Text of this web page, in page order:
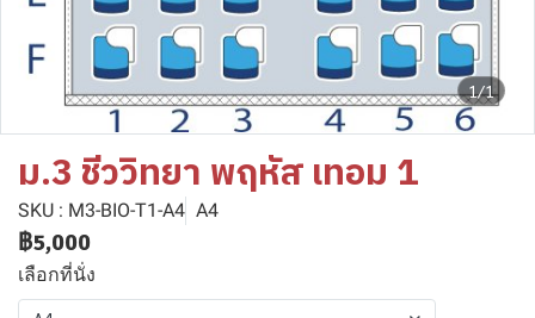
1/1
ม.3 ชีววิทยา พฤหัส เทอม 1
SKU : M3-BIO-T1-A4 A4
฿5,000
เลือกที่นั่ง